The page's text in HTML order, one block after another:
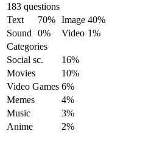
183 questions
Text
70% Image 40%
Sound
0% Video 1%
Categories
Social sc.
16%
Movies
10%
Video Games 6%
Memes
4%
Music
3%
Anime
2%